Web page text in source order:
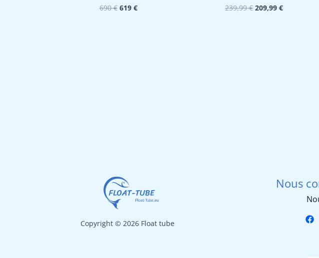
690€ Le
619 €Le
239,99€Le
209,99€Le
Copyright © 2026 Float tube
Nous